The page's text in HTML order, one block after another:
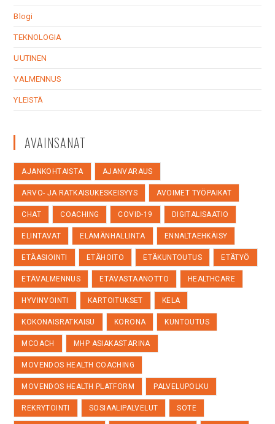
Blogi
TEKNOLOGIA
UUTINEN
VALMENNUS
YLEISTÄ
AVAINSANAT
AJANKOHTAISTA AJANVARAUS
ARVO- JA RATKAISUKESKEISYYS AVOIMET TYÖPAIKAT
CHAT COACHING COVID-19 DIGITALISAATIO
ELINTAVAT ELÄMÄNHALLINTA ENNALTAEHKÄISY
ETÄASIOINTI ETÄHOITO ETÄKUNTOUTUS ETÄTYÖ
ETÄVALMENNUS ETÄVASTAANOTTO HEALTHCARE
HYVINVOINTI KARTOITUKSET KELA
KOKONAISRATKAISU KORONA KUNTOUTUS
MCOACH MHP ASIAKASTARINA
MOVENDOS HEALTH COACHING
MOVENDOS HEALTH PLATFORM PALVELUPOLKU
REKRYTOINTI SOSIAALIPALVELUT SOTE